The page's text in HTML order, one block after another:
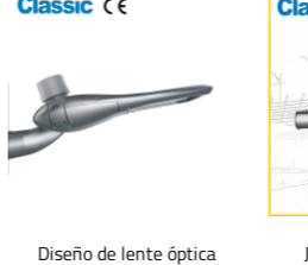
JD-1051A Cuerpo de